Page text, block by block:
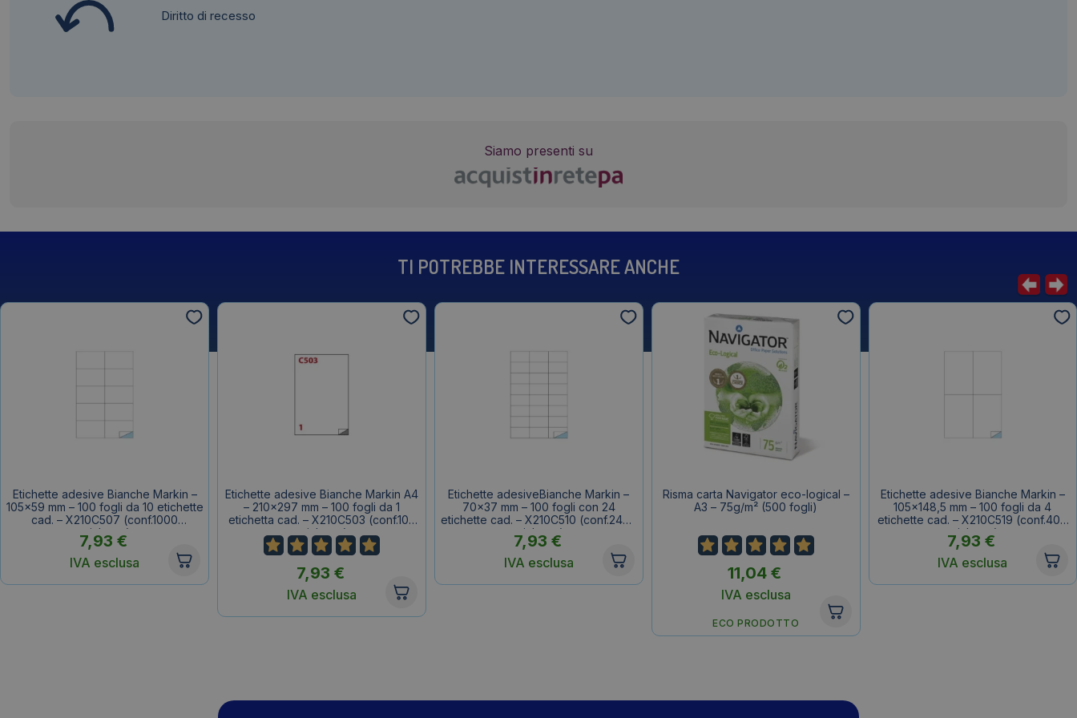
Diritto di recesso
Siamo presenti su
TI POTREBBE INTERESSARE ANCHE
Etichette adesive Bianche Markin –
105×59 mm – 100 fogli da 10 etichette
cad. – X210C507 (conf.1000
etichette)
7,93€
IVA esclusa
Etichette adesive Bianche Markin A4
– 210×297 mm – 100 fogli da 1
etichetta cad. – X210C503 (conf.100
etichette)
7,93€
IVA esclusa
Etichette adesiveBianche Markin –
70×37 mm – 100 fogli con 24
etichette cad. – X210C510 (conf.2400
etichette)
7,93 €
IVA esclusa
Risma carta Navigator eco-logical –
A3 – 75g/m² (500 fogli)
11,04€
IVA esclusa
ECO PRODOTTO
Etichette adesive Bianche Markin –
105×148,5 mm – 100 fogli da 4
etichette cad. – X210C519 (conf.400
etichette)
7,93€
IVA esclusa